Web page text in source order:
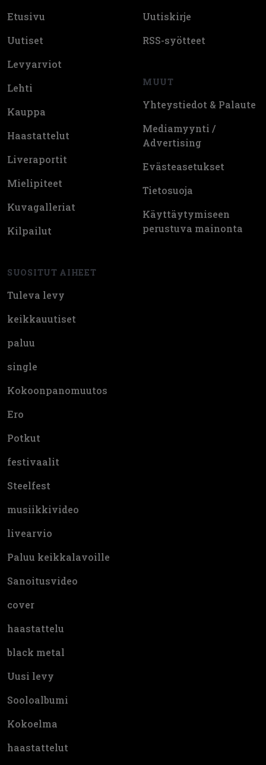
Etusivu
Uutiset
Levyarviot
Lehti
Kauppa
Haastattelut
Liveraportit
Mielipiteet
Kuvagalleriat
Kilpailut
SUOSITUT AIHEET
Tuleva levy
keikkauutiset
paluu
single
Kokoonpanomuutos
Ero
Potkut
festivaalit
Steelfest
musiikkivideo
livearvio
Paluu keikkalavoille
Sanoitusvideo
cover
haastattelu
black metal
Uusi levy
Sooloalbumi
Kokoelma
haastattelut
Uutiskirje
RSS-syötteet
MUUT
Yhteystiedot & Palaute
Mediamyynti /
Advertising
Evästeasetukset
Tietosuoja
Käyttäytymiseen
perustuva mainonta